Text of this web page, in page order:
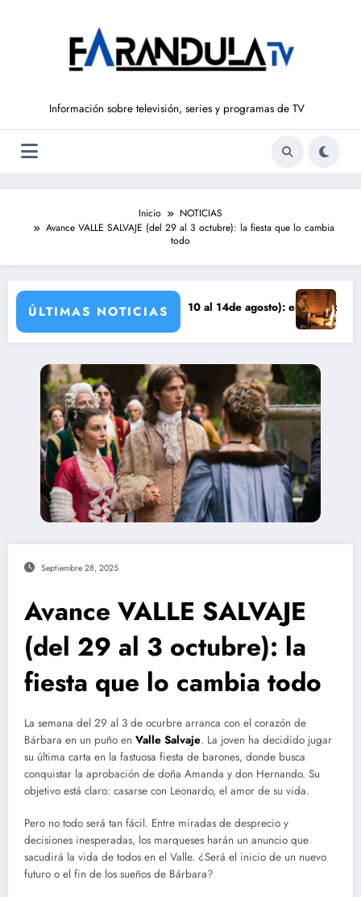
Información sobre televisión, series y programas de TV
Inicio
NOTICIAS
Avance VALLE SALVAJE (del 29 al 3 octubre): la fiesta que lo cambia
todo
ÚLTIMAS NOTICIAS
DE LIBERTAD’ (del 10 al 14de agosto): el secreto de Tasio sale
Avance VALLE
Septiembre 28, 2025
Avance VALLE SALVAJE
(del 29 al 3 octubre): la
fiesta que lo cambia todo
La semana del 29 al 3 de ocurbre arranca con el corazón de
Bárbara en un puño en Valle Salvaje. La joven ha decidido jugar
su última carta en la fastuosa fiesta de barones, donde busca
conquistar la aprobación de doña Amanda y don Hernando. Su
objetivo está claro: casarse con Leonardo, el amor de su vida.
Pero no todo será tan fácil. Entre miradas de desprecio y
decisiones inesperadas, los marqueses harán un anuncio que
sacudirá la vida de todos en el Valle. ¿Será el inicio de un nuevo
futuro o el fin de los sueños de Bárbara?